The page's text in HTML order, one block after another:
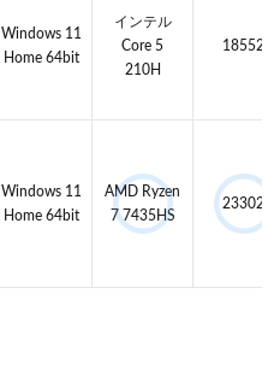
Windows 11
Home 64bit
インテル
Core 5
210H
18552
Windows 11
Home 64bit
AMD Ryzen
7 7435HS
23302